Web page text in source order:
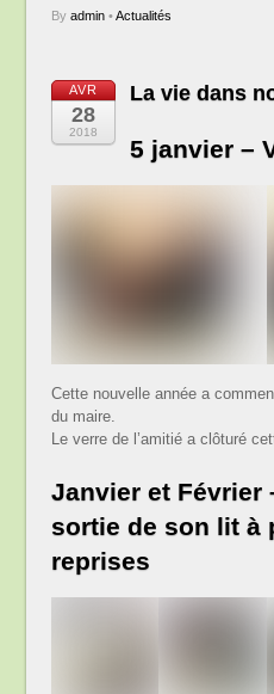
By admin• Actualités
AVR
28
2018
La vie dans
5 janvier –
Cette nouvelle année a
du maire.
Le verre de l’amitié a clôturé
Janvier et Février
sortie de son lit à
reprises